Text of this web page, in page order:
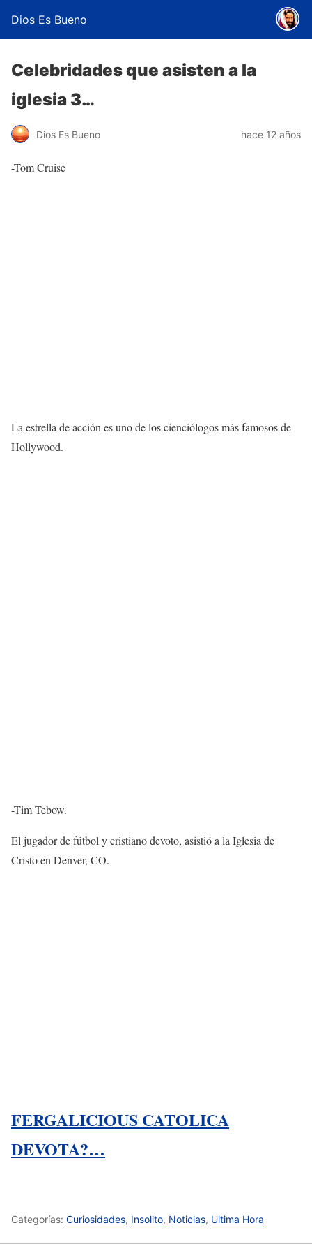
Dios Es Bueno
Celebridades que asisten a la
iglesia 3…
Dios Es Bueno hace 12 años
-Tom Cruise
La estrella de acción es uno de los cienciólogos más famosos de
Hollywood.
-Tim Tebow.
El jugador de fútbol y cristiano devoto, asistió a la Iglesia de
Cristo en Denver, CO.
FERGALICIOUS CATOLICA
DEVOTA?…
Categorías: Curiosidades, Insolito, Noticias, Ultima Hora